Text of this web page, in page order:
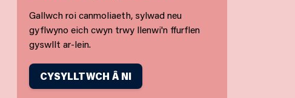
Gallwch roi canmoliaeth, sylwad neu
gyflwyno eich cwyn trwy llenwi'n ffurflen
gyswllt ar-lein.
CYSYLLTWCH Â NI